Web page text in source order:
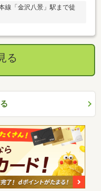
線「金沢八景」駅まで徒
る